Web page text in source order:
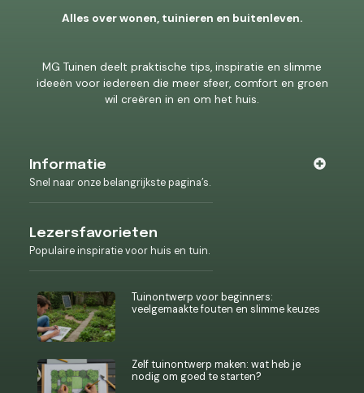
Alles over wonen, tuinieren en buitenleven.
MG Tuinen deelt praktische tips, inspiratie en slimme
ideeën voor iedereen die meer sfeer, comfort en groen
wil creëren in en om het huis.
Informatie
Snel naar onze belangrijkste pagina’s.
Lezersfavorieten
Populaire inspiratie voor huis en tuin.
Tuinontwerp voor beginners:
veelgemaakte fouten en slimme keuzes
Zelf tuinontwerp maken: wat heb je
nodig om goed te starten?